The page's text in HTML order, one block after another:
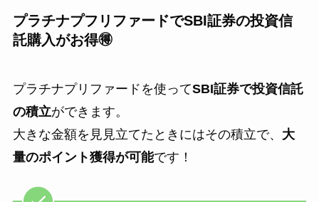
プラチナプフリファードでSBI証券の投資信
託購入がお得🉐
プラチナプリファードを使ってSBI証券で投資信託
の積立ができます。
大きな金額を見見立てたときにはその積立で、 大
量のポイント獲得が可能です！